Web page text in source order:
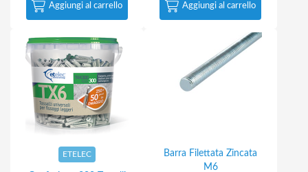
Aggiungi al carrello Aggiungi al carrello
ETELEC
Barra Filettata Zincata
M6